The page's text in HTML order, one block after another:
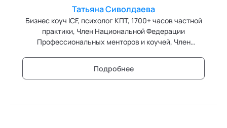
Татьяна Сиволдаева
Бизнес коуч ICF, психолог КПТ, 1700+ часов частной
практики, Член Национальной Федерации
Профессиональных менторов и коучей, Член
Подробнее